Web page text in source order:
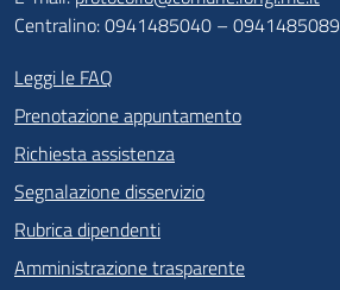
Centralino: 0941485040 – 0941485089
Leggi le FAQ
Prenotazione appuntamento
Richiesta assistenza
Segnalazione disservizio
Rubrica dipendenti
Amministrazione trasparente